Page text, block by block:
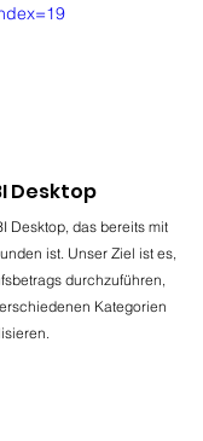
Desktop
Desktop, das bereits mit
ist. Unser Ziel ist es,
durchzuführen,
Kategorien